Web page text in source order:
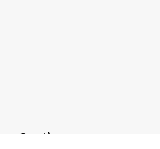
Carrières